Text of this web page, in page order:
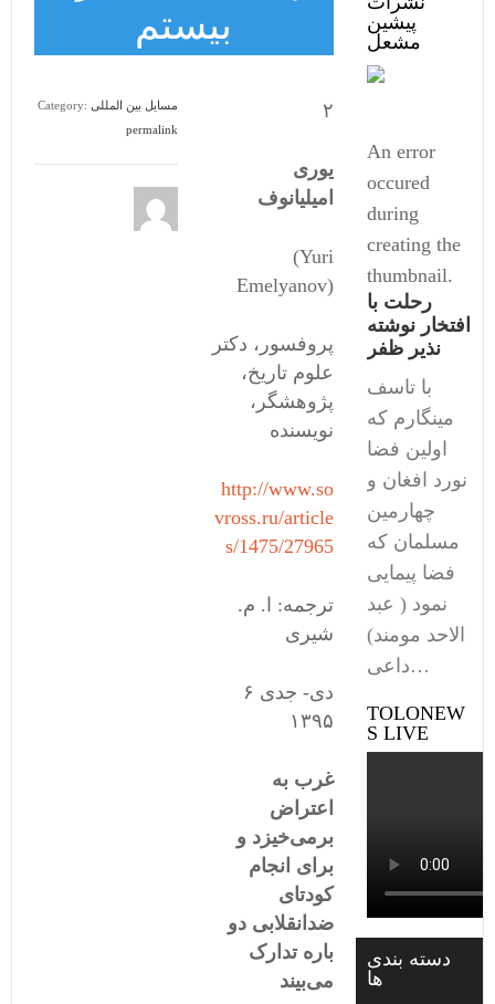
بیستم
Category: مسایل بین المللی
permalink
۲
یوری
امیلیانوف
(Yuri
Emelyanov)
پروفسور، دکتر
علوم تاریخ،
پژوهشگر،
نویسنده
http://www.so
vross.ru/article
s/1475/27965
ترجمه: ا. م.
شیری
۶ دی- جدی
١٣۹۵
غرب به
اعتراض
برمی‌خیزد و
برای انجام
کودتای
ضدانقلابی دو
باره تدارک
می‌بیند
پیشین
مشعل
An error
occured
during
creating the
thumbnail.
رحلت با
افتخار نوشته
نذیر ظفر
با تاسف
مینگارم که
اولین فضا
نورد افغان و
چهارمین
مسلمان که
فضا پیمایی
نمود ( عبد
الاحد مومند)
داعی…
TOLONEW
S LIVE
دسته بندی
ها